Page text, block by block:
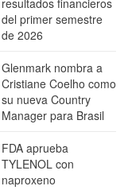
del primer semestre
de 2026
Glenmark nombra a
Cristiane Coelho como
su nueva Country
Manager para Brasil
FDA aprueba
TYLENOL con
naproxeno